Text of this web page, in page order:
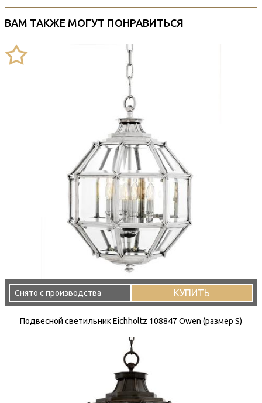
ВАМ ТАКЖЕ МОГУТ ПОНРАВИТЬСЯ
Снято с производства КУПИТЬ
Подвесной светильник Eichholtz 108847 Owen (размер S)